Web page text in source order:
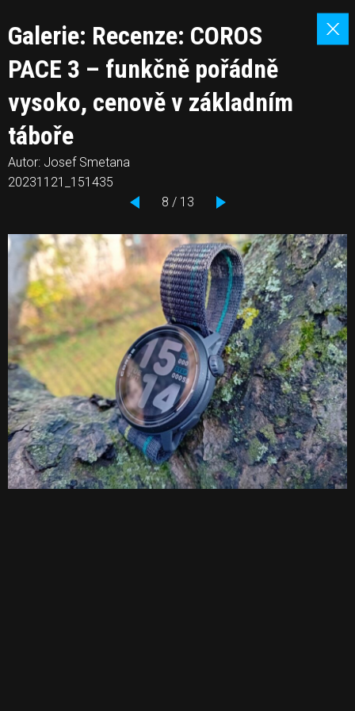
Galerie: Recenze: COROS
PACE 3 – funkčně pořádně
vysoko, cenově v základním
táboře
Autor: Josef Smetana
20231121_151435
8 / 13